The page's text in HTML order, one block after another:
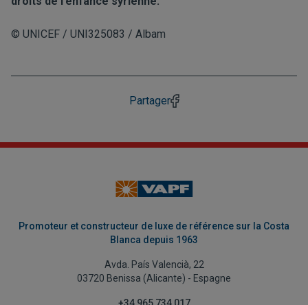
© UNICEF / UNI325083 / Albam
Partager
Promoteur et constructeur de luxe de référence sur la Costa
Blanca depuis 1963
Avda. País Valencià, 22
03720 Benissa (Alicante) - Espagne